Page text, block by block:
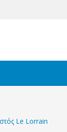
Le Lorrain